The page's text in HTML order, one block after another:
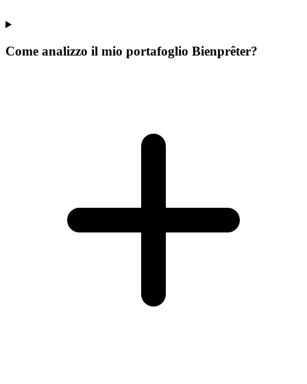
Come analizzo il mio portafoglio Bienprêter?